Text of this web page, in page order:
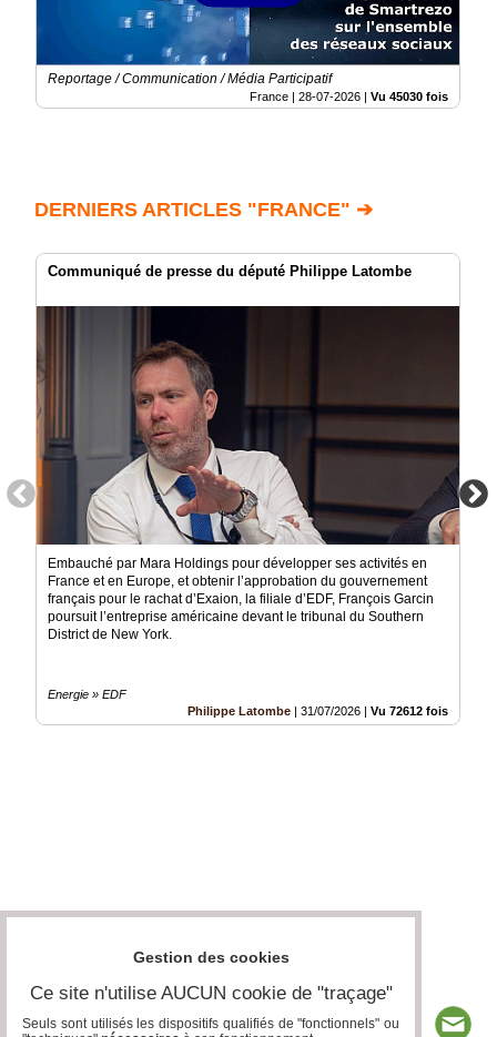
Reportage / Communication / Média Participatif
France | 28-07-2026 | Vu 45030 fois
DERNIERS ARTICLES "FRANCE" ➔
Communiqué de presse du député Philippe Latombe
Embauché par Mara Holdings pour développer ses activités en
France et en Europe, et obtenir l’approbation du gouvernement
français pour le rachat d’Exaion, la filiale d’EDF, François Garcin
poursuit l’entreprise américaine devant le tribunal du Southern
District de New York.
Energie » EDF
Philippe Latombe
31/07/2026 Vu 72612 fois
Gestion des cookies
Ce site n'utilise AUCUN cookie de "traçage"
Seuls sont utilisés les dispositifs qualifiés de "fonctionnels" ou